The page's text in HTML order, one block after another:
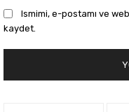
Ismimi, e-postamı ve
kaydet.